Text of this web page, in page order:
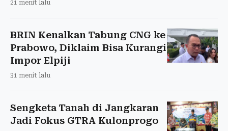
21 menit lalu
BRIN Kenalkan Tabung CNG ke
Prabowo, Diklaim Bisa Kurangi
Impor Elpiji
31 menit lalu
Sengketa Tanah di Jangkaran
Jadi Fokus GTRA Kulonprogo